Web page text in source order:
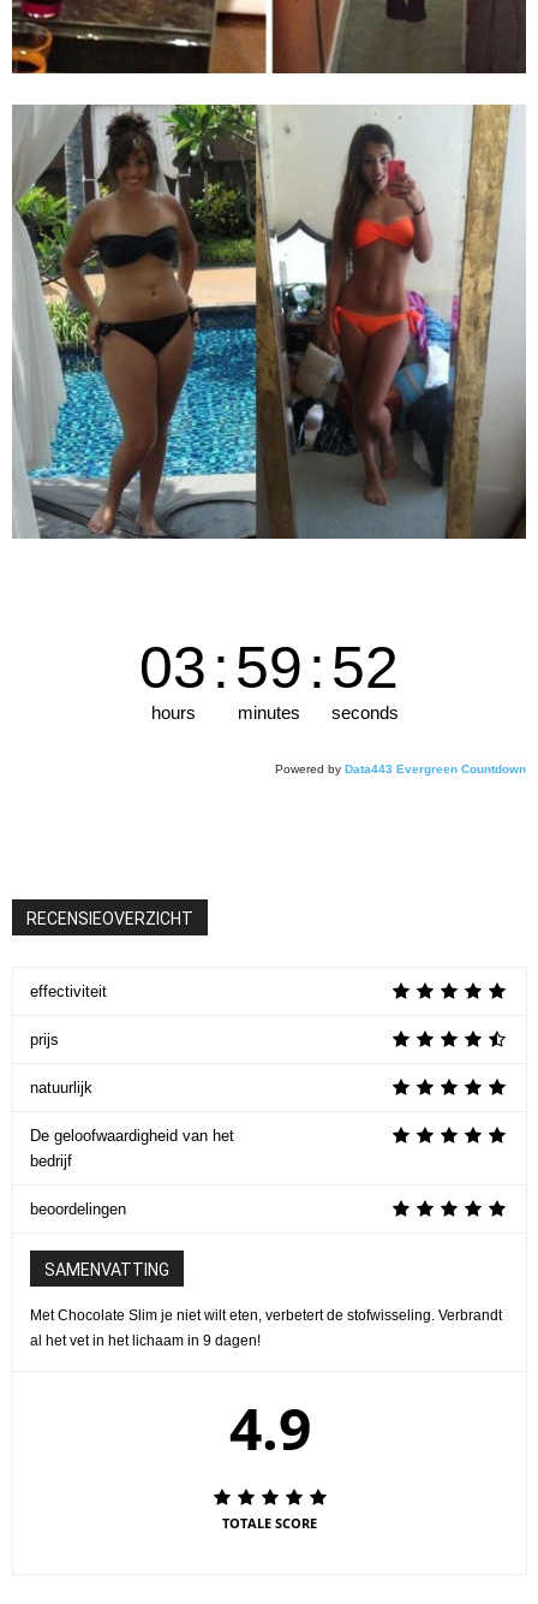
03
hours
:59
minutes
:50
seconds
Powered by Data443 Evergreen Countdown
RECENSIEOVERZICHT
effectiviteit
prijs
natuurlijk
De geloofwaardigheid van het
bedrijf
beoordelingen
SAMENVATTING
Met Chocolate Slim je niet wilt eten, verbetert de stofwisseling. Verbrandt
al het vet in het lichaam in 9 dagen!
4.9
TOTALE SCORE